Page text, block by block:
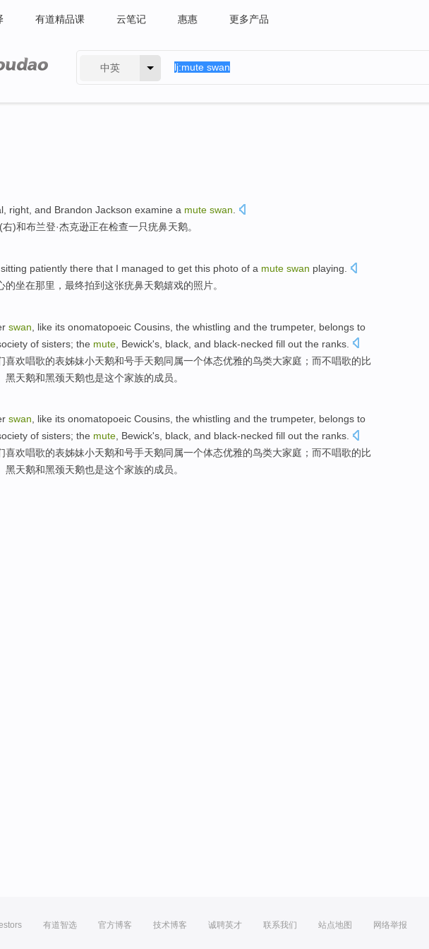
有道精品课 云笔记 惠惠 更多产品
中英
right and Brandon Jackson examine a mute swan
(右)和布兰登·杰克逊正在检查一只疣鼻天鹅。
sitting patiently there that I managed to get this photo of a mute swan playing
的坐在那里 ， 最终拍到这张疣鼻天鹅嬉戏的照片。
swan like its onomatopoeic Cousins, the whistling and the trumpeter, belongs to
of sisters; the mute , Bewick's, black, and black-necked fill out the ranks.
喜欢唱歌的表姊妹小天鹅和号手天鹅同属一个体态优雅的鸟类大家庭；而不唱歌的比
黑天鹅和黑颈天鹅也是这个家族的成员。
swan, like its onomatopoeic Cousins, the whistling and the trumpeter, belongs to
of sisters; the mute, Bewick's, black, and black-necked fill out the ranks.
喜欢唱歌的表姊妹小天鹅和号手天鹅同属一个体态优雅的鸟类大家庭；而不唱歌的比
黑天鹅和黑颈天鹅也是这个家族的成员。
有道智选 官方博客 技术博客 诚聘英才 联系我们 站点地图 网络举报